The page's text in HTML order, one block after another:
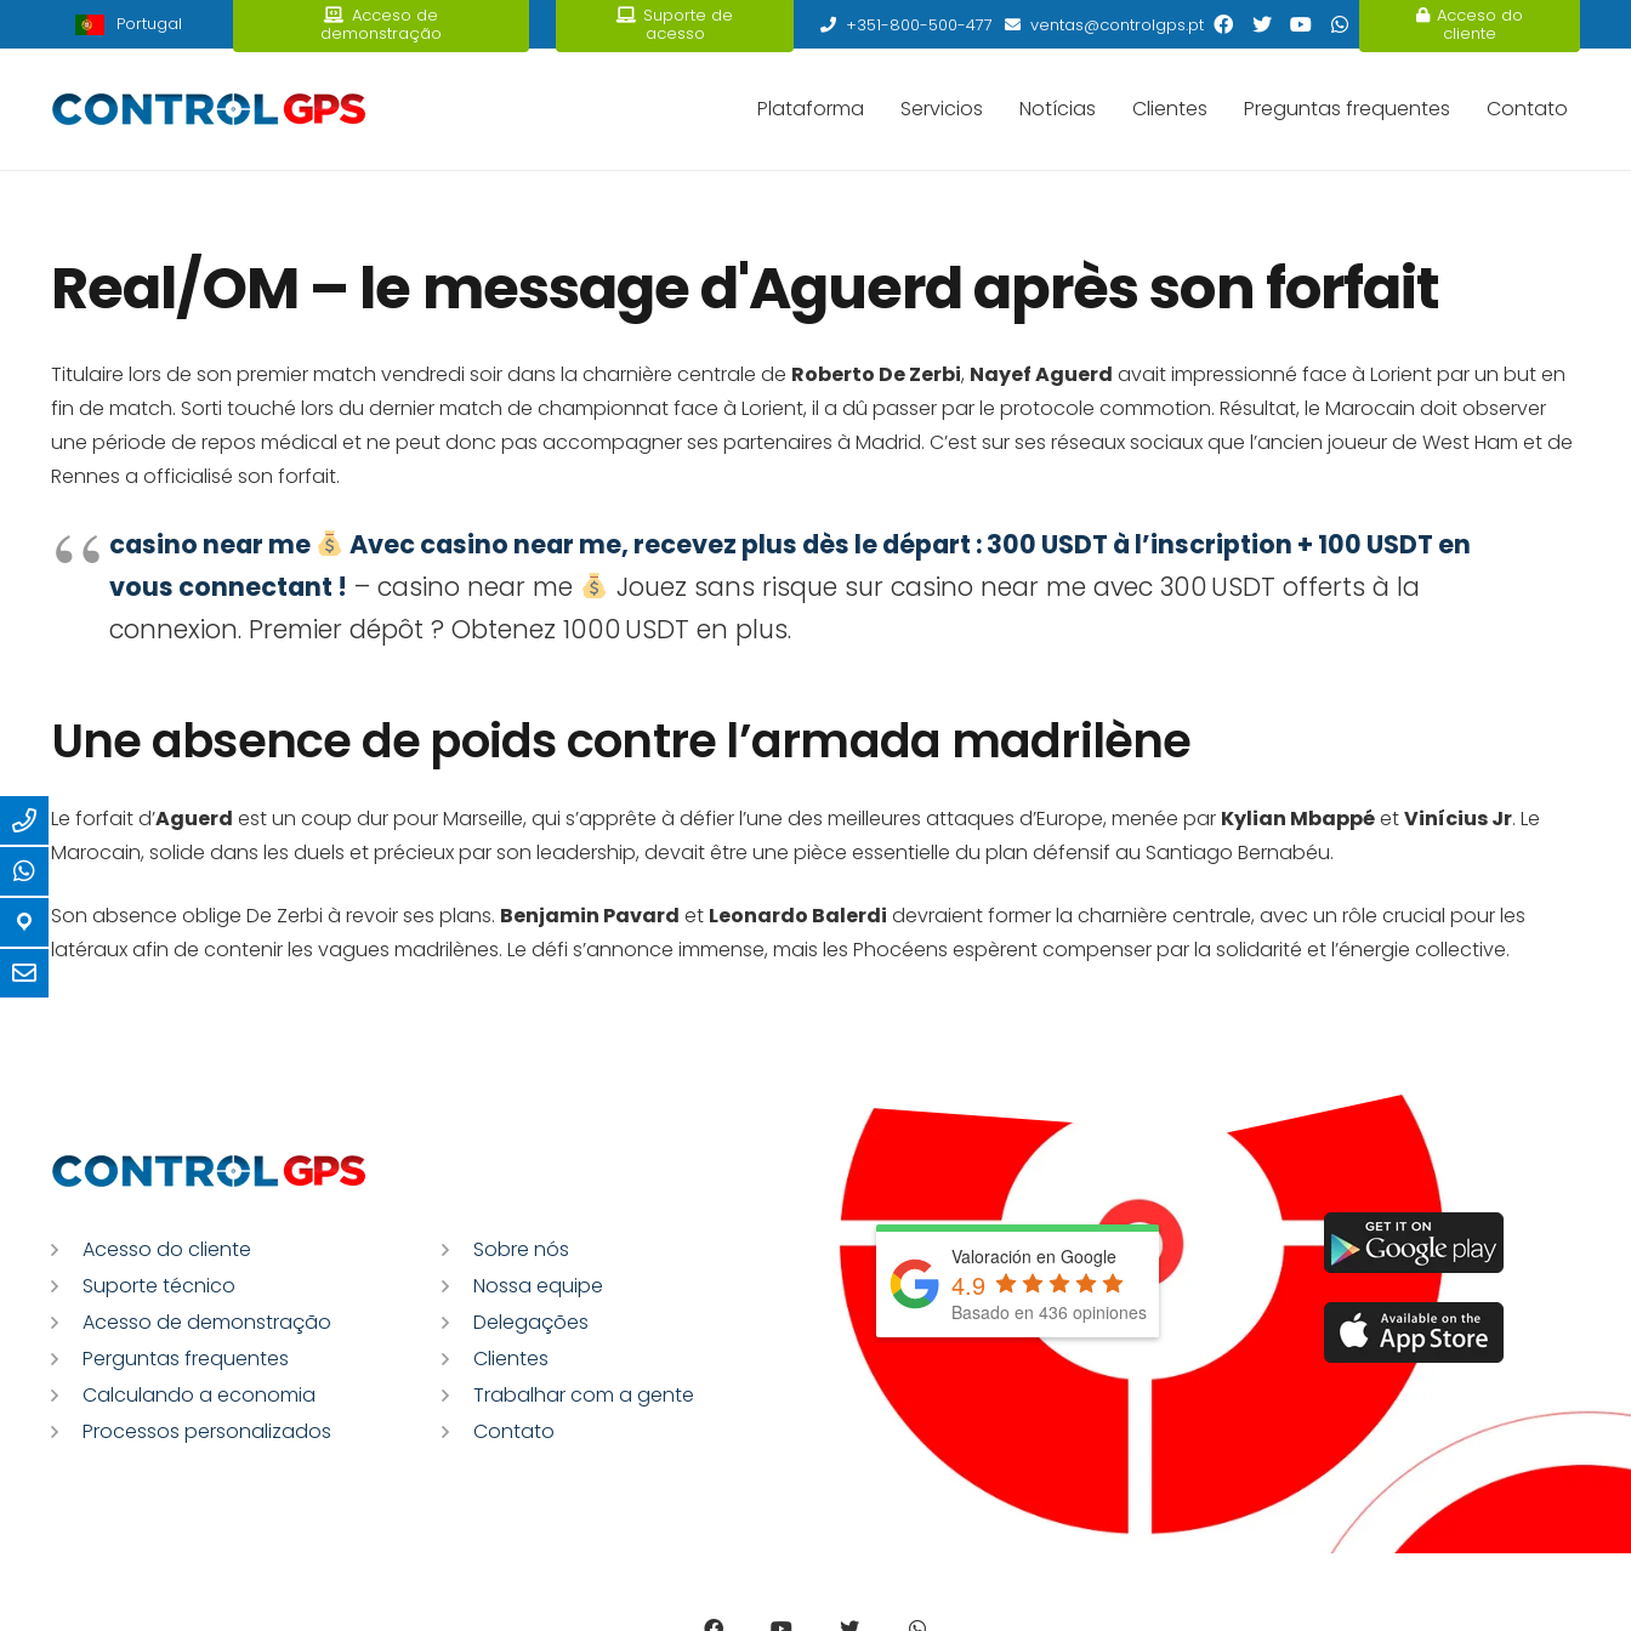
Portugal Acceso de
demonstração
Suporte de
acesso +351-800-500-477 ventas@controlgps.pt Acceso do
cliente
Plataforma Servicios Notícias Clientes Preguntas frequentes Contato
Real/OM – le message d'Aguerd après son forfait
Titulaire lors de son premier match vendredi soir dans la charnière centrale de Roberto De Zerbi, Nayef Aguerd avait impressionné face à Lorient par un but en
fin de match. Sorti touché lors du dernier match de championnat face à Lorient, il a dû passer par le protocole commotion. Résultat, le Marocain doit observer
une période de repos médical et ne peut donc pas accompagner ses partenaires à Madrid. C’est sur ses réseaux sociaux que l’ancien joueur de West Ham et de
Rennes a officialisé son forfait.
casino near me
Avec casino near me, recevez plus dès le départ : 300 USDT à l’inscription + 100 USDT en
vous connectant ! – casino near me
Jouez sans risque sur casino near me avec 300 USDT offerts à la
connexion. Premier dépôt ? Obtenez 1000 USDT en plus.
Une absence de poids contre l’armada madrilène
Le forfait d’Aguerd est un coup dur pour Marseille, qui s’apprête à défier l’une des meilleures attaques d’Europe, menée par Kylian MbappéetVinícius Jr. Le
Marocain, solide dans les duels et précieux par son leadership, devait être une pièce essentielle du plan défensif au Santiago Bernabéu.
Son absence oblige De Zerbi à revoir ses plans. Benjamin Pavard et Leonardo Balerdi devraient former la charnière centrale, avec un rôle crucial pour les
latéraux afin de contenir les vagues madrilènes. Le défi s’annonce immense, mais les Phocéens espèrent compenser par la solidarité et l’énergie collective.
Acesso do cliente
Suporte técnico
Acesso de demonstração
Perguntas frequentes
Calculando a economia
Processos personalizados
Sobre nós
Nossa equipe
Delegações
Clientes
Trabalhar com a gente
Contato
Valoración en Google
4.9
Basado en 436 opiniones